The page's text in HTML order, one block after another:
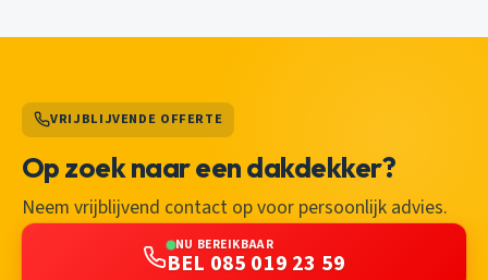
VRIJBLIJVENDE OFFERTE
Op zoek naar een dakdekker?
Neem vrijblijvend contact op voor persoonlijk advies.
NU BEREIKBAAR
BEL 085 019 23 59